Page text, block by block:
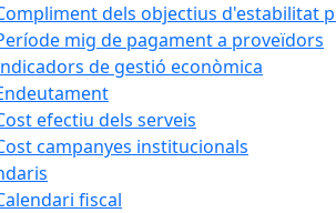
dels objectius d'estabilitat
mig de pagament a proveïdors
de gestió econòmica
efectiu dels serveis
campanyes institucionals
fiscal